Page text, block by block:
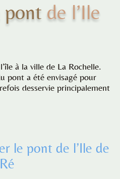
pont de l’Ile
à la ville de La Rochelle.
pont a été envisagé pour
desservie principalement
le pont de l’Ile de
Ré